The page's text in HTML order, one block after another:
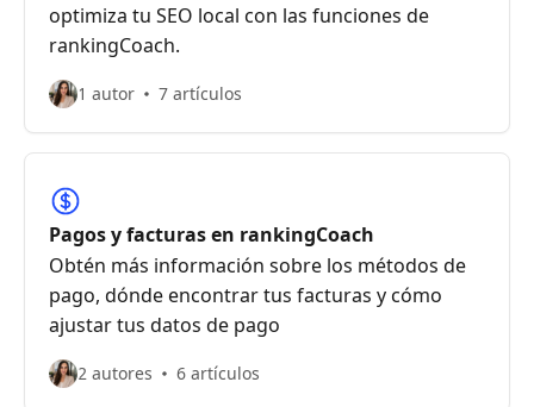
optimiza tu SEO local con las funciones de
rankingCoach.
1 autor 7 artículos
Pagos y facturas en rankingCoach
Obtén más información sobre los métodos de
pago, dónde encontrar tus facturas y cómo
ajustar tus datos de pago
2 autores 6 artículos